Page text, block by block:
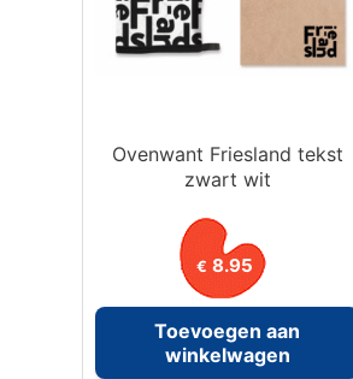
Ovenwant Friesland tekst
zwart wit
€ 8.95
Toevoegen aan
winkelwagen